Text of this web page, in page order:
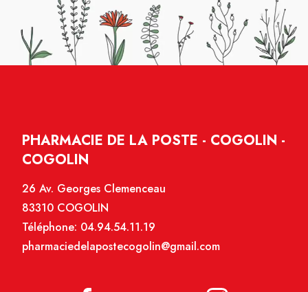
PHARMACIE DE LA POSTE - COGOLIN -
COGOLIN
26 Av. Georges Clemenceau
83310 COGOLIN
Téléphone: 04.94.54.11.19
pharmaciedelapostecogolin@gmail.com